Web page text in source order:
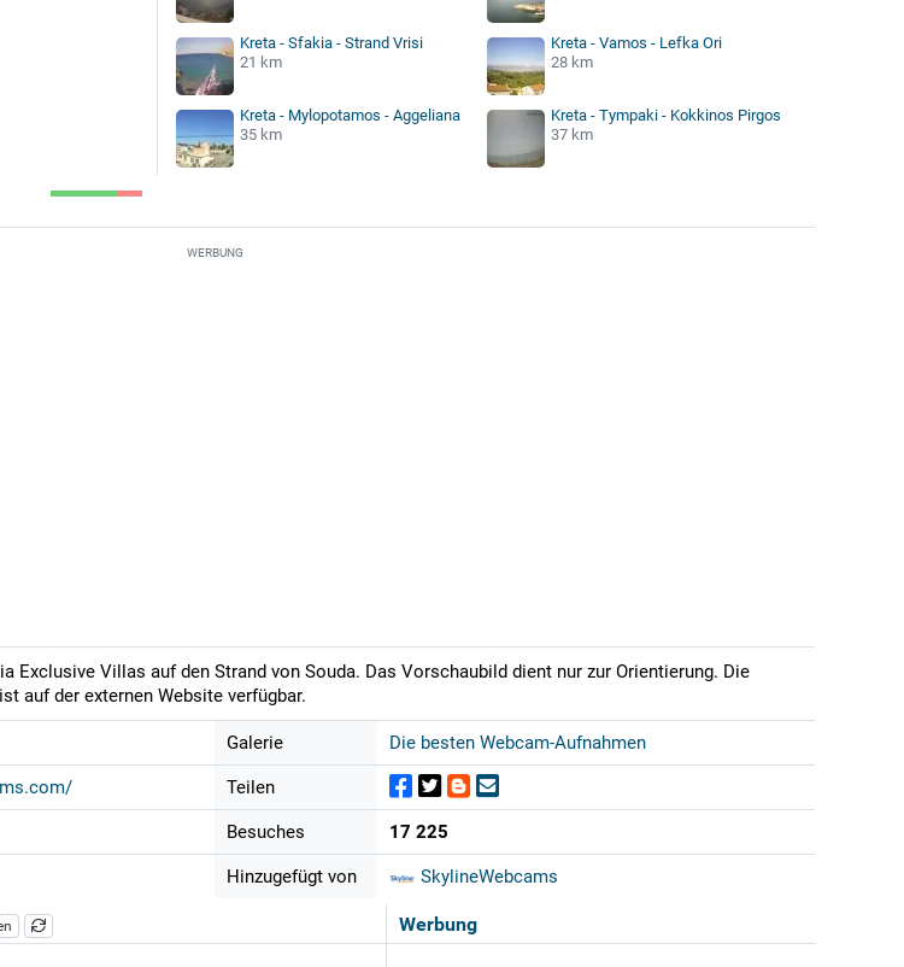
Kreta - Sfakia - Strand Vrisi
21 km
Kreta - Vamos - Lefka Ori
28 km
Kreta - Mylopotamos - Aggeliana
35 km
Kreta - Tympaki - Kokkinos Pirgos
37 km
WERBUNG
Exclusive Villas auf den Strand von Souda. Das Vorschaubild dient nur zur Orientierung. Die
auf der externen Website verfügbar.
Galerie Die besten Webcam-Aufnahmen
Teilen
Besuches 17 225
Hinzugefügt von SkylineWebcams
Werbung